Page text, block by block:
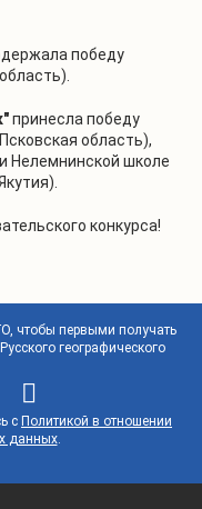
победу
принесла победу
область),
Нелемнинской школе
конкурса!
чтобы первыми получать
географического
с Политикой в отношении
данных.